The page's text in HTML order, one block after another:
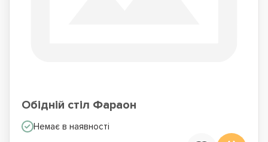
Обідній стіл Фараон
Немає в наявності